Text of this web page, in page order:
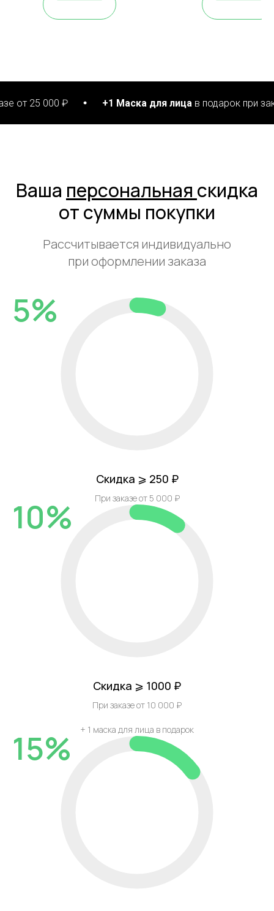
000 ₽ +1 Маска для лицав подарок при заказе
Ваша персональная скидка
от суммы покупки
Рассчитывается индивидуально
при оформлении заказа
5%
Скидка ⩾ 250 ₽
При заказе от 5 000 ₽
10%
Скидка ⩾ 1000 ₽
При заказе от 10 000 ₽
+ 1 маска для лица в подарок
15%